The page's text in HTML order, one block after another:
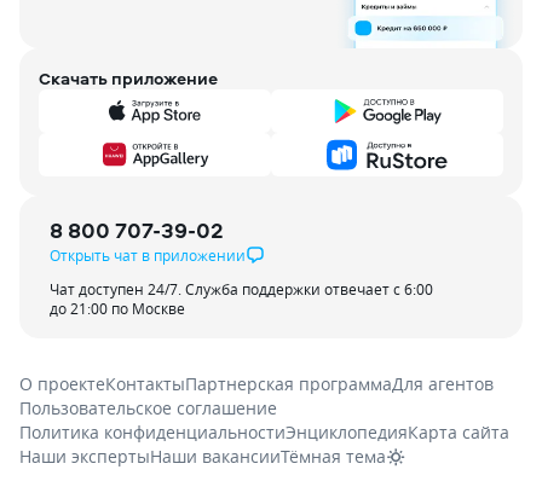
Скачать приложение
8 800 707-39-02
Открыть чат в приложении
Чат доступен 24/7. Служба поддержки отвечает с 6:00
до 21:00 по Москве
О проектеКонтактыПартнерская программаДля агентов
Пользовательское соглашение
Политика конфиденциальностиЭнциклопедияКарта сайта
Наши экспертыНаши вакансииТёмная тема